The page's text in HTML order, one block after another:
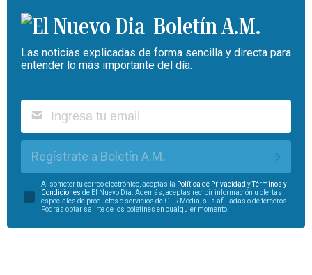
Boletín A.M.
Las noticias explicadas de forma sencilla y directa para
entender lo más importante del día.
Regístrate a Boletín A.M.
Al someter tu correo electrónico, aceptas la Política de Privacidad yTérminos y
Condiciones de El Nuevo Día. Además, aceptas recibir información u ofertas
especiales de productos o servicios de GFR Media, sus afiliadas o de terceros.
Podrás optar salirte de los boletines en cualquier momento.